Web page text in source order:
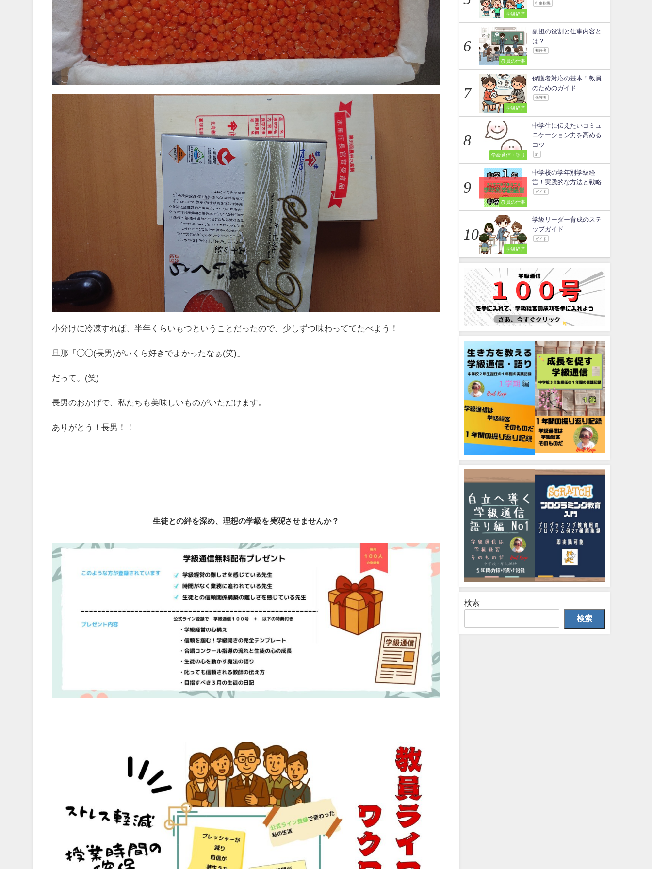
小分けに冷凍すれば、半年くらいもつということだったので、少しずつ味わっててたべよう！
旦那「◯◯(長男)がいくら好きでよかったなぁ(笑)」
だって。(笑)
長男のおかげで、私たちも美味しいものがいただけます。
ありがとう！長男！！
生徒との絆を深め、理想の学級を実現させませんか？
学級経営
行事指導
教員の仕事
副担の役割と仕事内容と
は？
初任者
学級経営
保護者対応の基本！教員
のためのガイド
保護者
学級通信・語り
中学生に伝えたいコミュ
ニケーション力を高める
コツ
絆
教員の仕事
中学校の学年別学級経
営！実践的な方法と戦略
ガイド
学級経営
学級リーダー育成のステ
ップガイド
ガイド
検索
検索